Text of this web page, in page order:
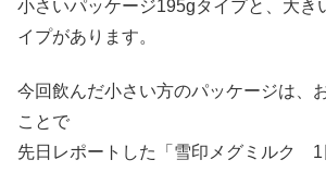
小さいパッケージ195gタイプと、大き
イプがあります。
今回飲んだ小さい方のパッケージは、
ことで
先日レポートした「雪印メグミルク 1